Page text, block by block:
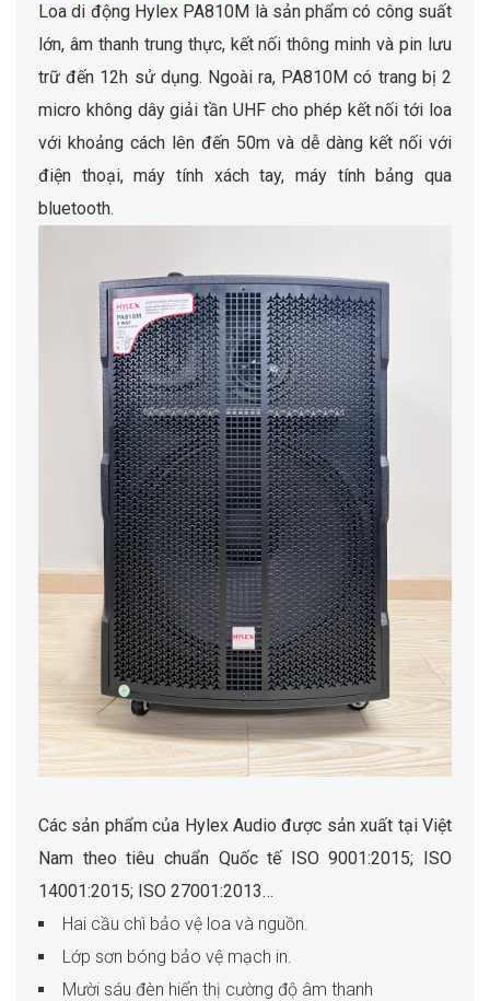
Loa di động Hylex PA810M là sản phẩm có công suất
lớn, âm thanh trung thực, kết nối thông minh và pin lưu
trữ đến 12h sử dụng. Ngoài ra, PA810M có trang bị 2
micro không dây giải tần UHF cho phép kết nối tới loa
với khoảng cách lên đến 50m và dễ dàng kết nối với
điện thoại, máy tính xách tay, máy tính bảng qua
bluetooth.
Các sản phẩm của Hylex Audio được sản xuất tại Việt
Nam theo tiêu chuẩn Quốc tế ISO 9001:2015; ISO
14001:2015; ISO 27001:2013…
Hai cầu chì bảo vệ loa và nguồn.
Lớp sơn bóng bảo vệ mạch in.
Mười sáu đèn hiển thị cường độ âm thanh